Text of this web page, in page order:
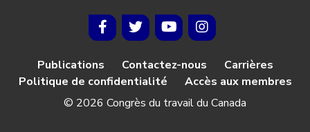
Publications Contactez-nous
Carrières
Politique de confidentialité
Accès aux membres
© 2026 Congrès du travail du Canada